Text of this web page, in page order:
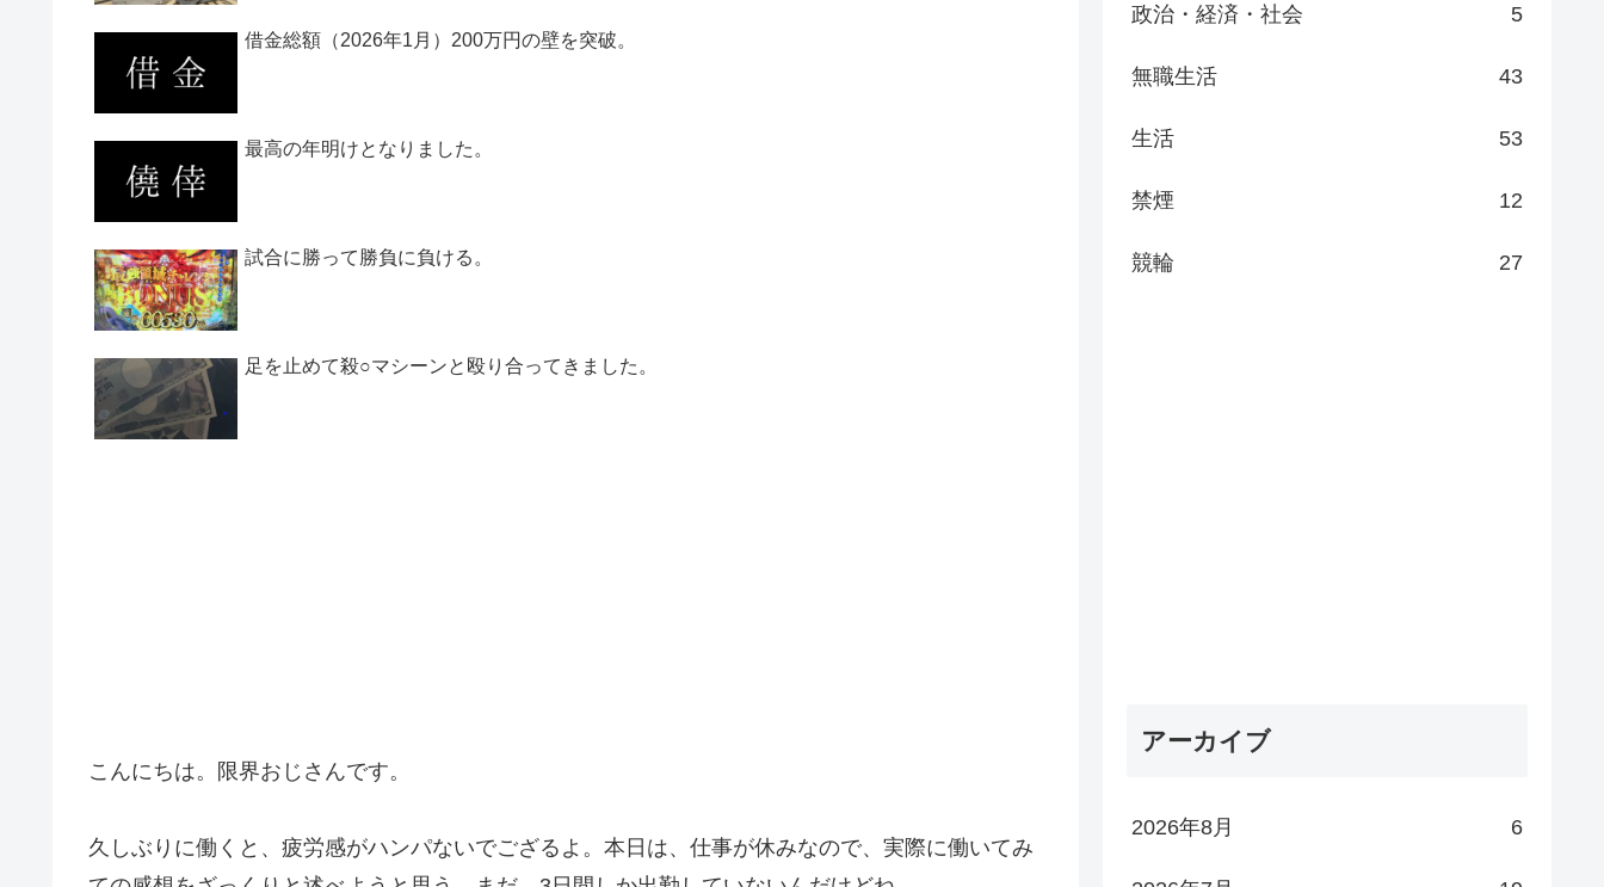
借金総額（2026年1月）200万円の壁を突破。
最高の年明けとなりました。
試合に勝って勝負に負ける。
足を止めて殺○マシーンと殴り合ってきました。
こんにちは。限界おじさんです。
久しぶりに働くと、疲労感がハンパないでござるよ。本日は、仕事が休みなので、実際に働いてみ
政治・経済・社会 5
無職生活 43
生活 53
禁煙 12
競輪 27
アーカイブ
2026年8月 6